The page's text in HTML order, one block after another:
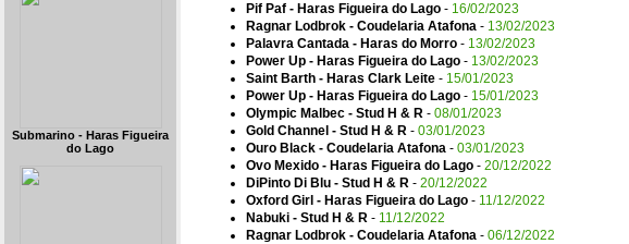
Submarino - Haras Figueira
do Lago
Pif Paf - Haras Figueira do Lago - 16/02/2023
Ragnar Lodbrok - Coudelaria Atafona - 13/02/2023
Palavra Cantada - Haras do Morro - 13/02/2023
Power Up - Haras Figueira do Lago - 13/02/2023
Saint Barth - Haras Clark Leite - 15/01/2023
Power Up - Haras Figueira do Lago - 15/01/2023
Olympic Malbec - Stud H & R - 08/01/2023
Gold Channel - Stud H & R - 03/01/2023
Ouro Black - Coudelaria Atafona - 03/01/2023
Ovo Mexido - Haras Figueira do Lago - 20/12/2022
DiPinto Di Blu - Stud H & R - 20/12/2022
Oxford Girl - Haras Figueira do Lago - 11/12/2022
Nabuki - Stud H & R - 11/12/2022
Ragnar Lodbrok - Coudelaria Atafona - 06/12/2022